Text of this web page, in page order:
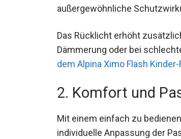
außergewöhnliche
Das Rücklicht erhöht
Dämmerung oder bei
wie dem Alpina Ximo Flash
2. Komfort und
Mit einem einfach zu
eine individuelle Anpassung